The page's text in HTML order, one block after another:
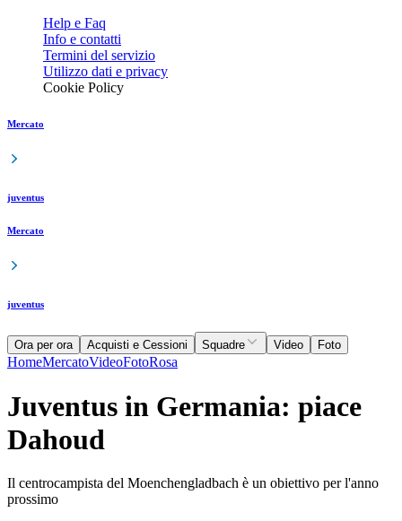
Help e Faq
Info e contatti
Termini del servizio
Utilizzo dati e privacy
Cookie Policy
Mercato
juventus
Mercato
juventus
Ora per ora Acquisti e Cessioni Squadre Video Foto
HomeMercatoVideoFotoRosa
Juventus in Germania: piace
Dahoud
Il centrocampista del Moenchengladbach è un obiettivo per l'anno
prossimo